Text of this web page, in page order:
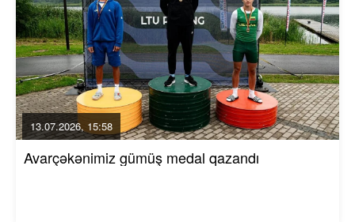
13.07.2026, 15:58
Avarçəkənimiz gümüş medal qazandı